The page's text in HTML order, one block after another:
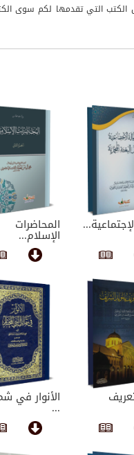
التي تقدمها لكم سوی
المحاضرات
الإسلام...
الأنوار في
...